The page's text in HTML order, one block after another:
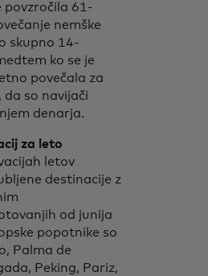
povzročila 61-
nemške
skupno 14-
ko se je
povečala za
da so navijači
denarja.
za leto
letov
destinacije z
od junija
popotnike so
Palma de
Peking, Pariz,